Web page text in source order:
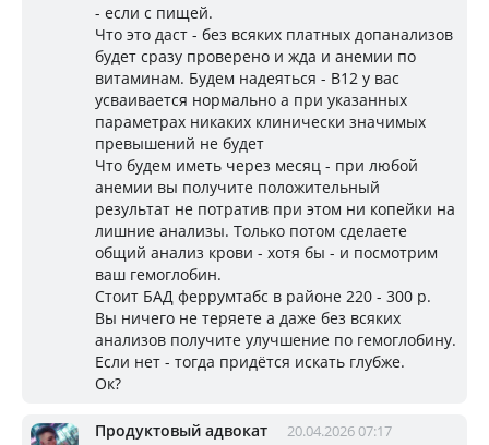
- если с пищей.
Что это даст - без всяких платных допанализов
будет сразу проверено и жда и анемии по
витаминам. Будем надеяться - В12 у вас
усваивается нормально а при указанных
параметрах никаких клинически значимых
превышений не будет
Что будем иметь через месяц - при любой
анемии вы получите положительный
результат не потратив при этом ни копейки на
лишние анализы. Только потом сделаете
общий анализ крови - хотя бы - и посмотрим
ваш гемоглобин.
Стоит БАД феррумтабс в районе 220 - 300 р.
Вы ничего не теряете а даже без всяких
анализов получите улучшение по гемоглобину.
Если нет - тогда придётся искать глубже.
Ок?
Продуктовый адвокат 20.04.2026 07:17